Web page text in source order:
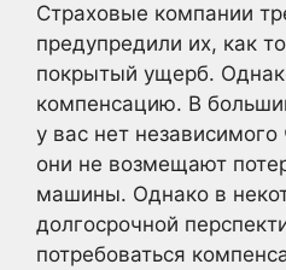
Страховые компании
предупредили их, как
покрытый ущерб.
компенсацию. В
у вас нет
они не возмещают
машины. Однако в
долгосрочной
потребоваться